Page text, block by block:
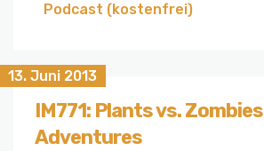
Podcast (kostenfrei)
13. Juni 2013
IM771: Plants vs. Zombies
Adventures